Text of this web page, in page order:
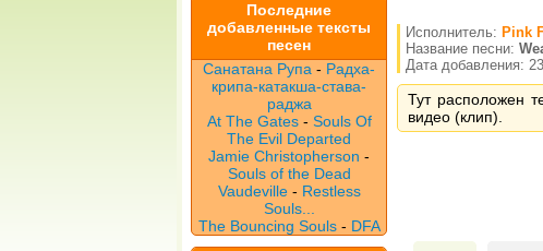
Последние
добавленные тексты
песен
Санатана Рупа - Радха-
крипа-катакша-става-
раджа
At The Gates- Souls Of
The Evil Departed
Jamie Christopherson -
Souls of the Dead
Vaudeville - Restless
Souls...
The Bouncing Souls- DFA
Исполнитель: Pink
Название песни:
Дата добавления:
Тут расположен
видео (клип).